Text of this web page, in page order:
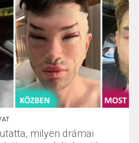
milyen drámai